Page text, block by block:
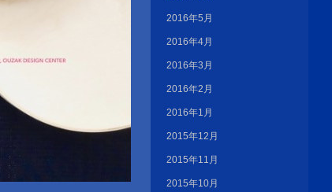
2016年5月
2016年4月
2016年3月
2016年2月
2016年1月
2015年12月
2015年11月
2015年10月